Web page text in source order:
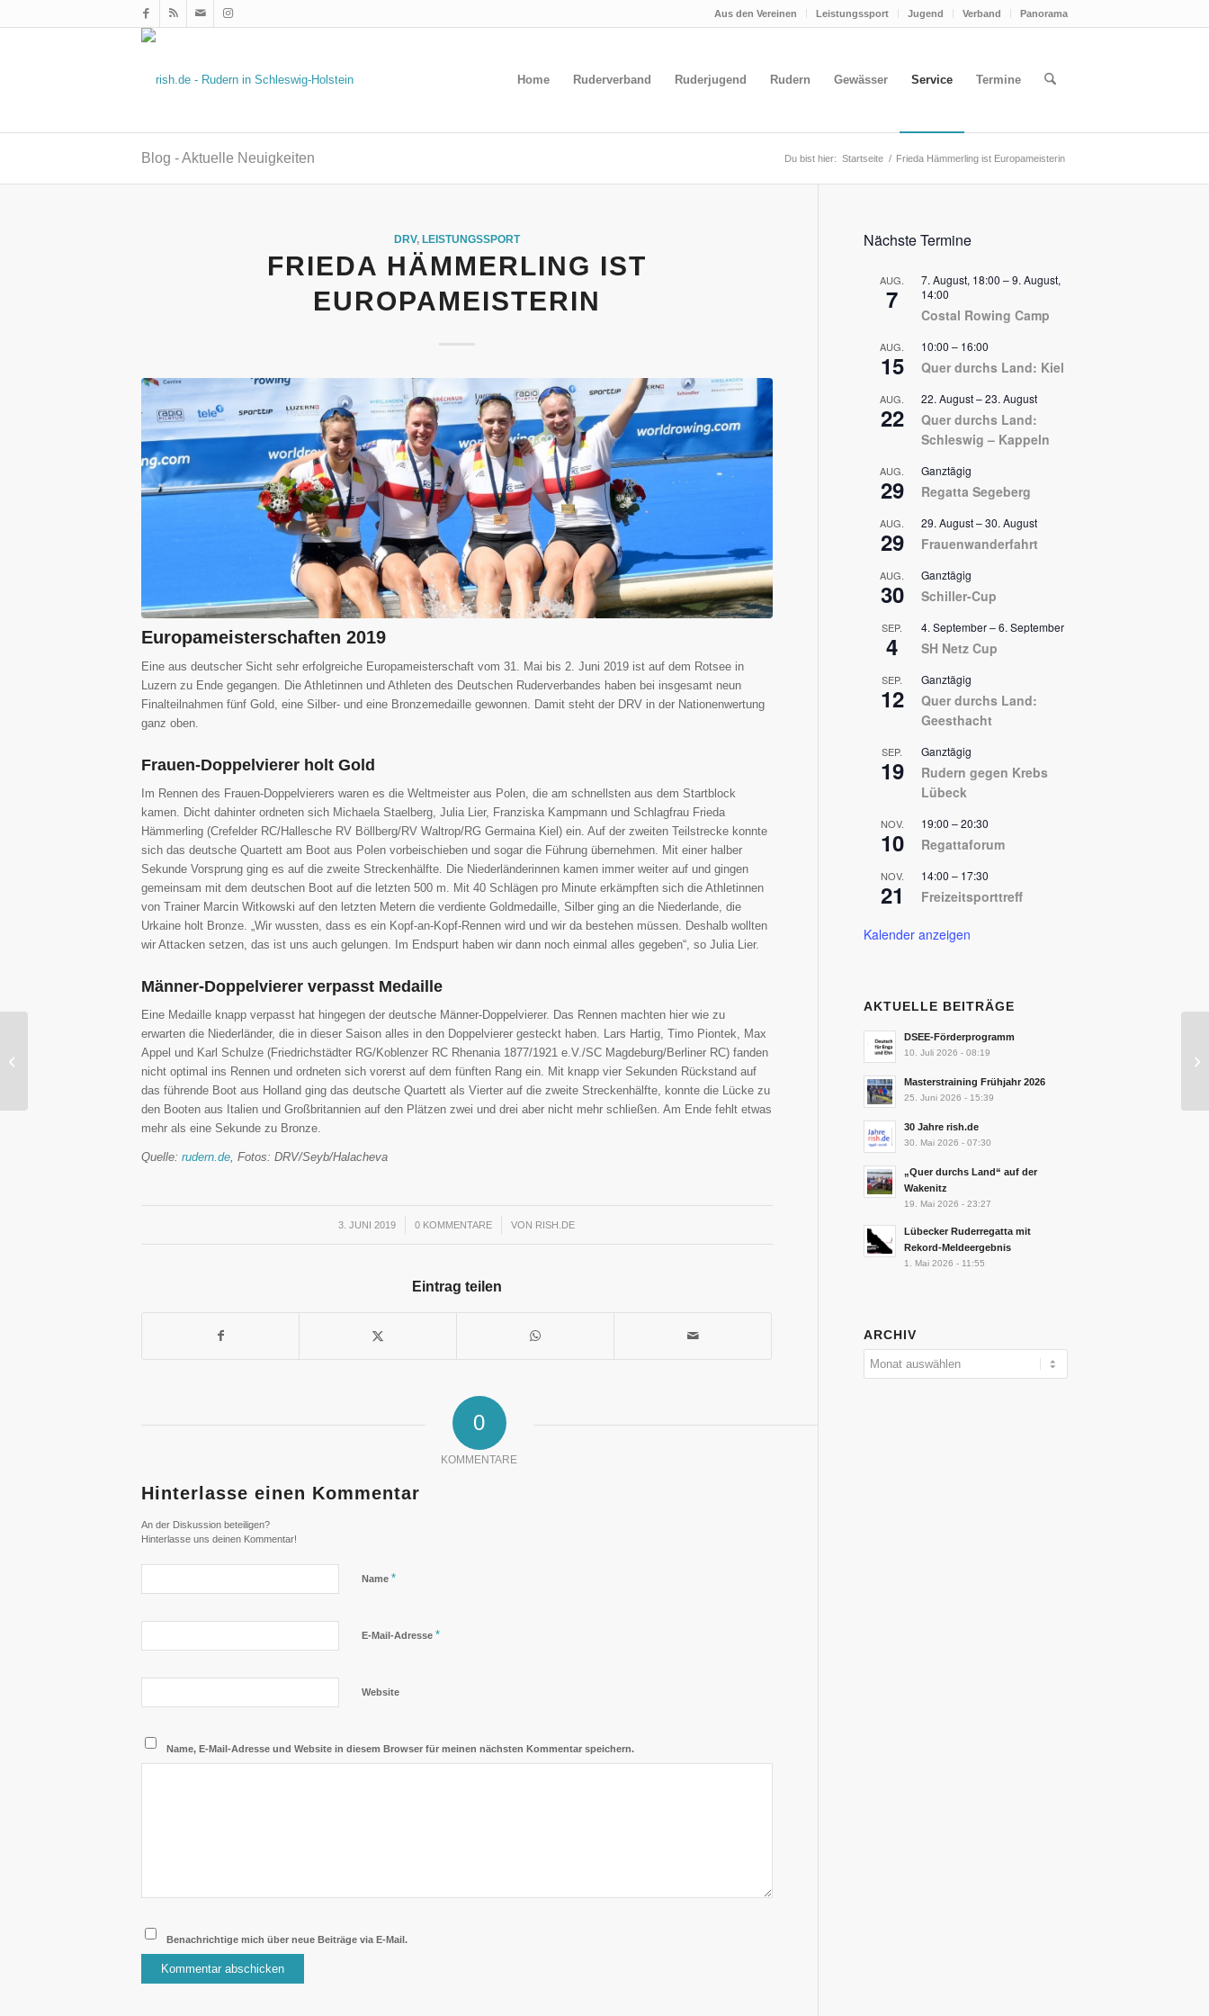
Aus den Vereinen Leistungssport Jugend Verband Panorama
Home Ruderverband Ruderjugend Rudern Gewässer Service Termine
Blog - Aktuelle Neuigkeiten Du bist hier: Startseite / Frieda Hämmerling ist Europameisterin
DRV, LEISTUNGSSPORT
FRIEDA HÄMMERLING IST
EUROPAMEISTERIN
Europameisterschaften 2019
Eine aus deutscher Sicht sehr erfolgreiche Europameisterschaft vom 31. Mai bis 2. Juni 2019 ist auf dem Rotsee in
Luzern zu Ende gegangen. Die Athletinnen und Athleten des Deutschen Ruderverbandes haben bei insgesamt neun
Finalteilnahmen fünf Gold, eine Silber- und eine Bronzemedaille gewonnen. Damit steht der DRV in der Nationenwertung
ganz oben.
Frauen-Doppelvierer holt Gold
Im Rennen des Frauen-Doppelvierers waren es die Weltmeister aus Polen, die am schnellsten aus dem Startblock
kamen. Dicht dahinter ordneten sich Michaela Staelberg, Julia Lier, Franziska Kampmann und Schlagfrau Frieda
Hämmerling (Crefelder RC/Hallesche RV Böllberg/RV Waltrop/RG Germaina Kiel) ein. Auf der zweiten Teilstrecke konnte
sich das deutsche Quartett am Boot aus Polen vorbeischieben und sogar die Führung übernehmen. Mit einer halber
Sekunde Vorsprung ging es auf die zweite Streckenhälfte. Die Niederländerinnen kamen immer weiter auf und gingen
gemeinsam mit dem deutschen Boot auf die letzten 500 m. Mit 40 Schlägen pro Minute erkämpften sich die Athletinnen
von Trainer Marcin Witkowski auf den letzten Metern die verdiente Goldmedaille, Silber ging an die Niederlande, die
Urkaine holt Bronze. „Wir wussten, dass es ein Kopf-an-Kopf-Rennen wird und wir da bestehen müssen. Deshalb wollten
wir Attacken setzen, das ist uns auch gelungen. Im Endspurt haben wir dann noch einmal alles gegeben“, so Julia Lier.
Männer-Doppelvierer verpasst Medaille
Eine Medaille knapp verpasst hat hingegen der deutsche Männer-Doppelvierer. Das Rennen machten hier wie zu
erwarten die Niederländer, die in dieser Saison alles in den Doppelvierer gesteckt haben. Lars Hartig, Timo Piontek, Max
Appel und Karl Schulze (Friedrichstädter RG/Koblenzer RC Rhenania 1877/1921 e.V./SC Magdeburg/Berliner RC) fanden
nicht optimal ins Rennen und ordneten sich vorerst auf dem fünften Rang ein. Mit knapp vier Sekunden Rückstand auf
das führende Boot aus Holland ging das deutsche Quartett als Vierter auf die zweite Streckenhälfte, konnte die Lücke zu
den Booten aus Italien und Großbritannien auf den Plätzen zwei und drei aber nicht mehr schließen. Am Ende fehlt etwas
mehr als eine Sekunde zu Bronze.
Quelle: rudern.de , Fotos: DRV/Seyb/Halacheva
3. JUNI 2019
/ 0 KOMMENTARE
/ VON RISH.DE
Eintrag teilen
0
KOMMENTARE
Hinterlasse einen Kommentar
An der Diskussion beteiligen?
Hinterlasse uns deinen Kommentar!
Name *
E-Mail-Adresse *
Website
Name, E-Mail-Adresse und Website in diesem Browser für meinen nächsten Kommentar speichern.
Benachrichtige mich über neue Beiträge via E-Mail.
Nächste Termine
AUG.
7
7. August, 18:00 –9. August,
14:00
Costal Rowing Camp
AUG.
15
10:00 – 16:00
Quer durchs Land: Kiel
AUG.
22
22. August–23. August
Quer durchs Land:
Schleswig – Kappeln
AUG.
29
Ganztägig
Regatta Segeberg
AUG.
29
29. August–30. August
Frauenwanderfahrt
AUG.
30
Ganztägig
Schiller-Cup
SEP.
4
4. September–6. September
SH Netz Cup
SEP.
12
Ganztägig
Quer durchs Land:
Geesthacht
SEP.
19
Ganztägig
Rudern gegen Krebs
Lübeck
NOV.
10
19:00 –20:30
Regattaforum
NOV.
21
14:00 – 17:30
Freizeitsporttreff
Kalender anzeigen
AKTUELLE BEITRÄGE
DSEE-Förderprogramm
10. Juli 2026 - 08:19
Masterstraining Frühjahr 2026
25. Juni 2026 - 15:39
30 Jahre rish.de
30. Mai 2026 - 07:30
„Quer durchs Land“ auf der
Wakenitz
19. Mai 2026 - 23:27
Lübecker Ruderregatta mit
Rekord-Meldeergebnis
1. Mai 2026 - 11:55
ARCHIV